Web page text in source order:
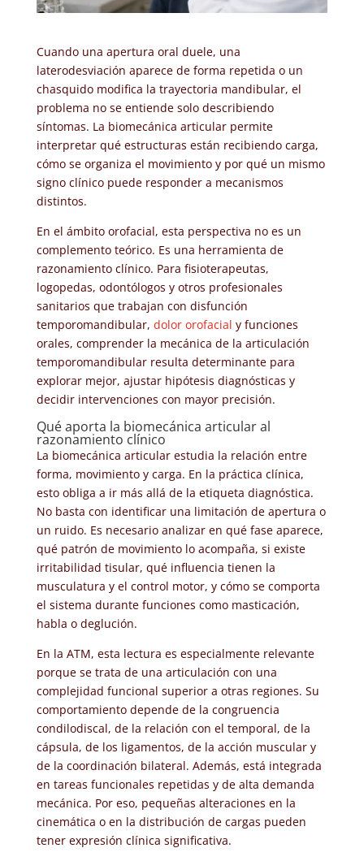
Cuando una apertura oral duele, una
laterodesviación aparece de forma repetida o un
chasquido modifica la trayectoria mandibular, el
problema no se entiende solo describiendo
síntomas. La biomecánica articular permite
interpretar qué estructuras están recibiendo carga,
cómo se organiza el movimiento y por qué un mismo
signo clínico puede responder a mecanismos
distintos.
En el ámbito orofacial, esta perspectiva no es un
complemento teórico. Es una herramienta de
razonamiento clínico. Para fisioterapeutas,
logopedas, odontólogos y otros profesionales
sanitarios que trabajan con disfunción
temporomandibular, dolor orofacial y funciones
orales, comprender la mecánica de la articulación
temporomandibular resulta determinante para
explorar mejor, ajustar hipótesis diagnósticas y
decidir intervenciones con mayor precisión.
Qué aporta la biomecánica articular al
razonamiento clínico
La biomecánica articular estudia la relación entre
forma, movimiento y carga. En la práctica clínica,
esto obliga a ir más allá de la etiqueta diagnóstica.
No basta con identificar una limitación de apertura o
un ruido. Es necesario analizar en qué fase aparece,
qué patrón de movimiento lo acompaña, si existe
irritabilidad tisular, qué influencia tienen la
musculatura y el control motor, y cómo se comporta
el sistema durante funciones como masticación,
habla o deglución.
En la ATM, esta lectura es especialmente relevante
porque se trata de una articulación con una
complejidad funcional superior a otras regiones. Su
comportamiento depende de la congruencia
condilodiscal, de la relación con el temporal, de la
cápsula, de los ligamentos, de la acción muscular y
de la coordinación bilateral. Además, está integrada
en tareas funcionales repetidas y de alta demanda
mecánica. Por eso, pequeñas alteraciones en la
cinemática o en la distribución de cargas pueden
tener expresión clínica significativa.